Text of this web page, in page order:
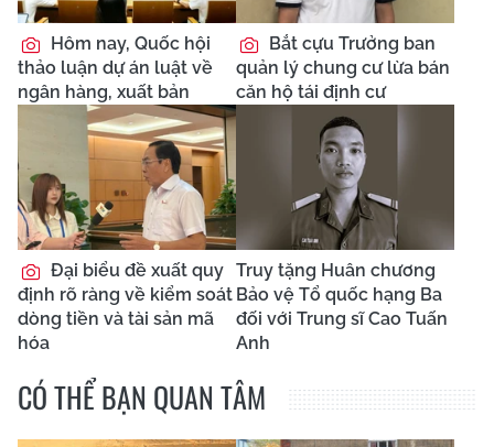
Hôm nay, Quốc hội
thảo luận dự án luật về
ngân hàng, xuất bản
Bắt cựu Trưởng ban
quản lý chung cư lừa bán
căn hộ tái định cư
Đại biểu đề xuất quy
định rõ ràng về kiểm soát
dòng tiền và tài sản mã
hóa
Truy tặng Huân chương
Bảo vệ Tổ quốc hạng Ba
đối với Trung sĩ Cao Tuấn
Anh
CÓ THỂ BẠN QUAN TÂM